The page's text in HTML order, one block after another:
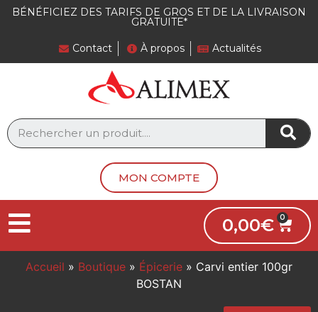
BÉNÉFICIEZ DES TARIFS DE GROS ET DE LA LIVRAISON
GRATUITE*
Contact À propos Actualités
MON COMPTE
0,00€
Accueil » Boutique » Épicerie » Carvi entier 100gr
BOSTAN